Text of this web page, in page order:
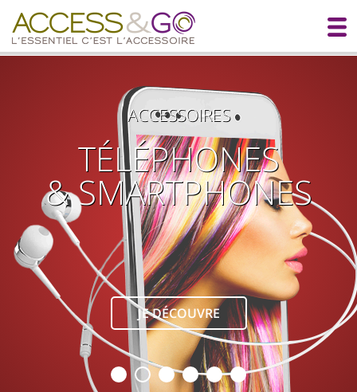
ACCESSOIRES
TÉLÉPHONES
& SMARTPHONES
JE DÉCOUVRE